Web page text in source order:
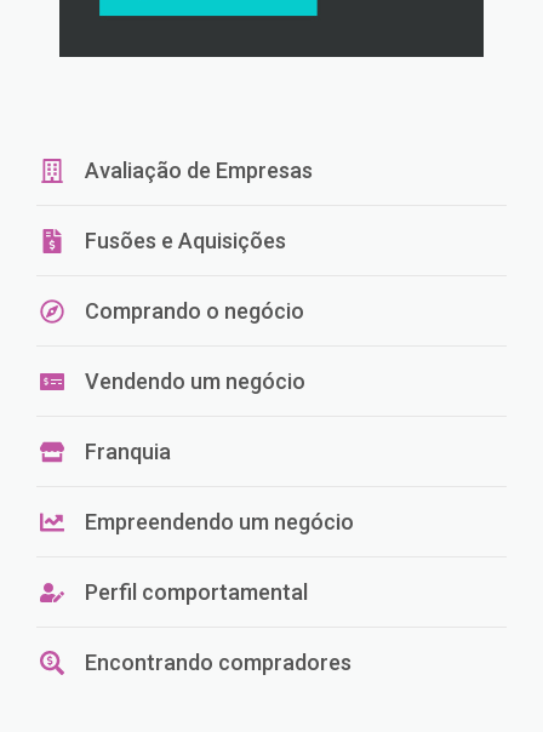
Avaliação de Empresas
Fusões e Aquisições
Comprando o negócio
Vendendo um negócio
Franquia
Empreendendo um negócio
Perfil comportamental
Encontrando compradores